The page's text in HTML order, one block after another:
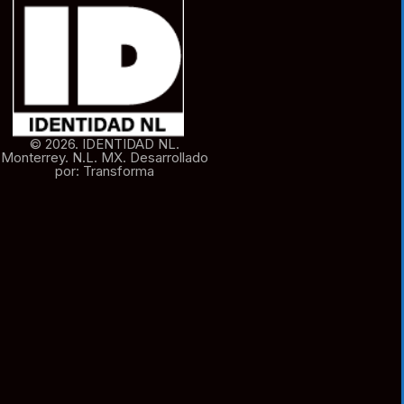
© 2026. IDENTIDAD NL.
Monterrey. N.L. MX. Desarrollado
por: Transforma